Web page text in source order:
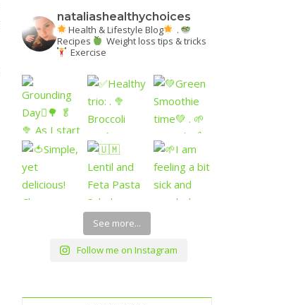
nataliashealthychoices
Health & Lifestyle Blog
.
Recipes
Weight loss tips & tricks
Exercise
See more...
Follow me on Instagram